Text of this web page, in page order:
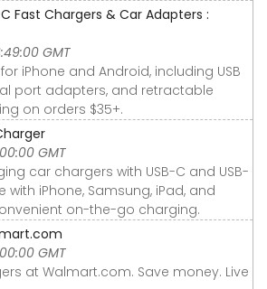
Fast Chargers & Car Adapters :
GMT
iPhone and Android, including USB
port adapters, and retractable
on orders $35+.
GMT
car chargers with USB-C and USB-
iPhone, Samsung, iPad, and
on-the-go charging.
GMT
at Walmart.com. Save money. Live